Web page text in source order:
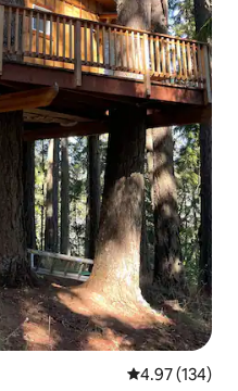
คะแนนเฉลี่ย
4.97 (134)